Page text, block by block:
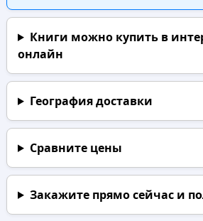
Книги можно купить в
онлайн
География доставки
Сравните цены
Закажите прямо сейчаси